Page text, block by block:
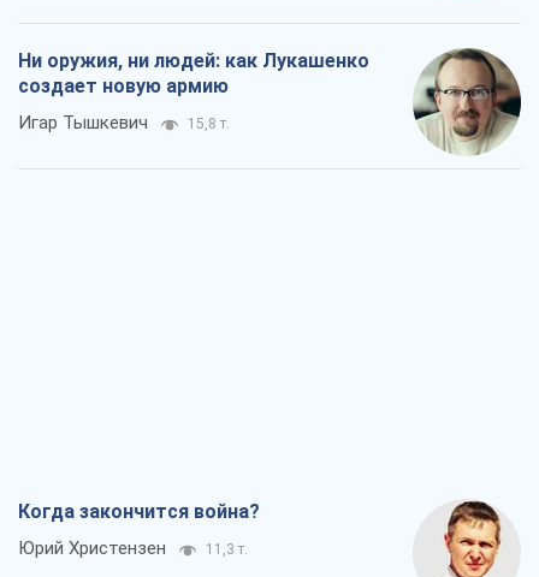
Ни оружия, ни людей: как Лукашенко
создает новую армию
Игар Тышкевич 15,8 т.
Когда закончится война?
Юрий Христензен 11,3 т.